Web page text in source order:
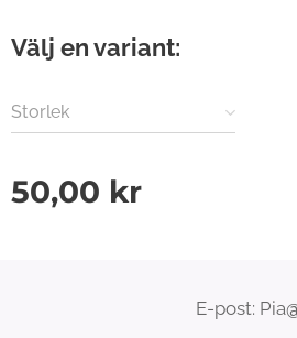
Välj en variant:
Storlek
50,00 kr
E-post: Pia